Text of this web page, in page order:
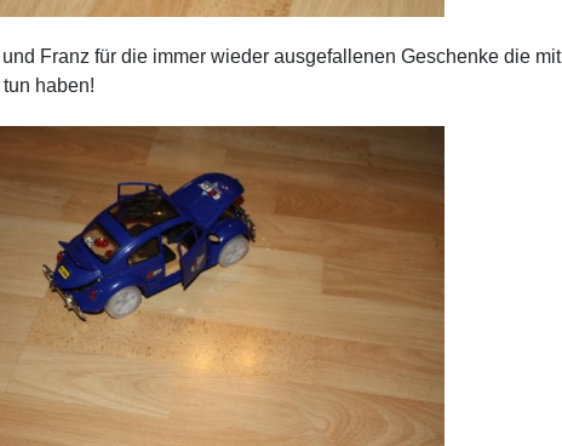
Franz für die immer wieder ausgefallenen Geschenke die mit
haben!